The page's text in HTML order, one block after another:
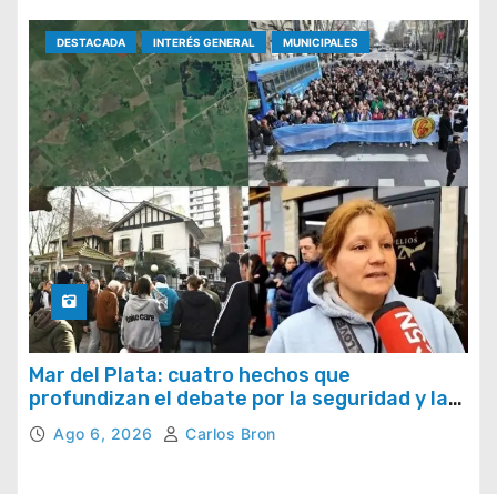
DESTACADA INTERÉS GENERAL MUNICIPALES
Mar del Plata: cuatro hechos que
profundizan el debate por la seguridad y la
respuesta del Estado
Ago 6, 2026 Carlos Bron